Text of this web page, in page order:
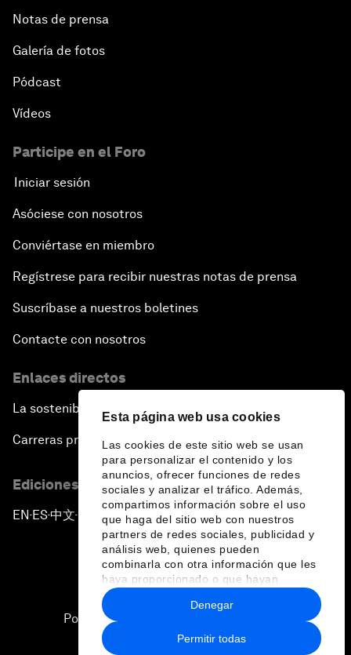
Esta página web usa cookies
Las cookies de este sitio web se usan
para personalizar el contenido y los
anuncios, ofrecer funciones de redes
sociales y analizar el tráfico. Además,
compartimos información sobre el uso
que haga del sitio web con nuestros
partners de redes sociales, publicidad y
análisis web, quienes pueden
combinarla con otra información que les
haya proporcionado o que hayan
recopilado a partir del uso que haya
hecho de sus servicios.
Permitir todas
Denegar
Notas de prensa
Galería de fotos
Pódcast
Vídeos
Participe en el Foro
Iniciar sesión
Asóciese con nosotros
Conviértase en miembro
Regístrese para recibir nuestras notas de prensa
Suscríbase a nuestros boletines
Contacte con nosotros
Enlaces directos
La sostenibilidad en el Foro
Carreras profesionales
Ediciones en otros idiomas
EN ▪ES▪中文▪ 日本語
Política de privacidad y normas de uso
Sitemap